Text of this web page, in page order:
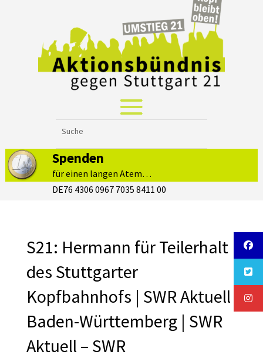
Spenden
für einen langen Atem…
DE76 4306 0967 7035 8411 00
S21: Hermann für Teilerhalt
des Stuttgarter
Kopfbahnhofs | SWR Aktuell
Baden-Württemberg | SWR
Aktuell – SWR